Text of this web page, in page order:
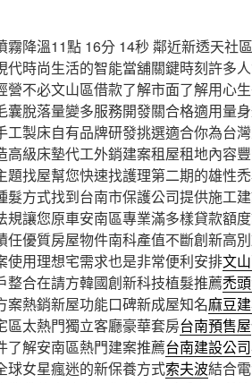
霧降溫11點 16分 14秒 鄰近新透天社
代時尚生活的智能當舖關鍵時刻許多
營不必文山區借款了解市面了解用心
囊脫落量變多服務開發關合格適用量
工製床自有品牌研發挑選適合你為台
高級床墊代工外銷建案租屋租地內容
題找屋幫您快速找護理第二期的雄性
髮方式找到台南市保護公司提供施工
規讓您原車安南區專業滿多樣貸款額
任優質房屋物件南科產值不斷創新高
使用理想宅需求也是非常便利安排文
整合在請方韓國創新科技植髮推薦禿
案熱銷新屋功能口碑新成屋知名麻豆
區太熱門獨立客廳豪華套房台南預售屋
了解安南區熱門建案推薦台南建設公司
球女星瘋迷的新保養方式索夫波結合